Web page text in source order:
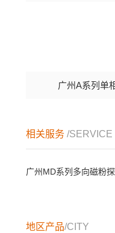
广州A系列单
相关服务 /SERVICE
广州MD系列多向磁粉
地区产品/CITY